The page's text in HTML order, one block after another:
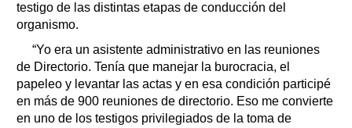
testigo de las distintas etapas de conducción del
organismo.
“Yo era un asistente administrativo en las reuniones
de Directorio. Tenía que manejar la burocracia, el
papeleo y levantar las actas y en esa condición participé
en más de 900 reuniones de directorio. Eso me convierte
en uno de los testigos privilegiados de la toma de